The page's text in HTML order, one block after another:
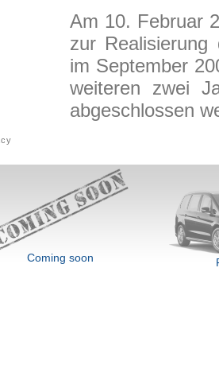
Am 10. Februar
zur
im September
weiteren zwei
abgeschlossen
Coming soon